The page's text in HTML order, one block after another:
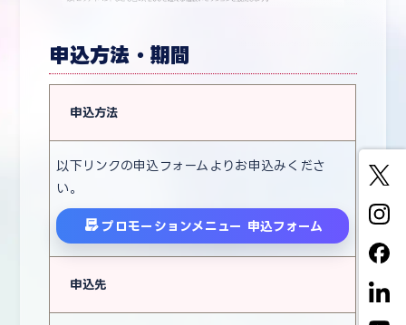
申込方法・期間
申込方法
以下リンクの申込フォームよりお申込みくださ
い。
プロモーションメニュー 申込フォーム
申込先